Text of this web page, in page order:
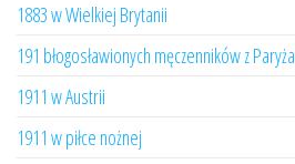
1883 w Wielkiej Brytanii
191 błogosławionych męczenników z Paryża
1911 w Austrii
1911 w piłce nożnej